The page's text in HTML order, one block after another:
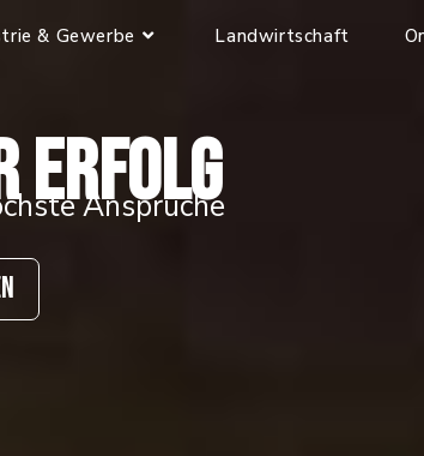
& Gewerbe Landwirtschaft
erfolg
Ansprüche